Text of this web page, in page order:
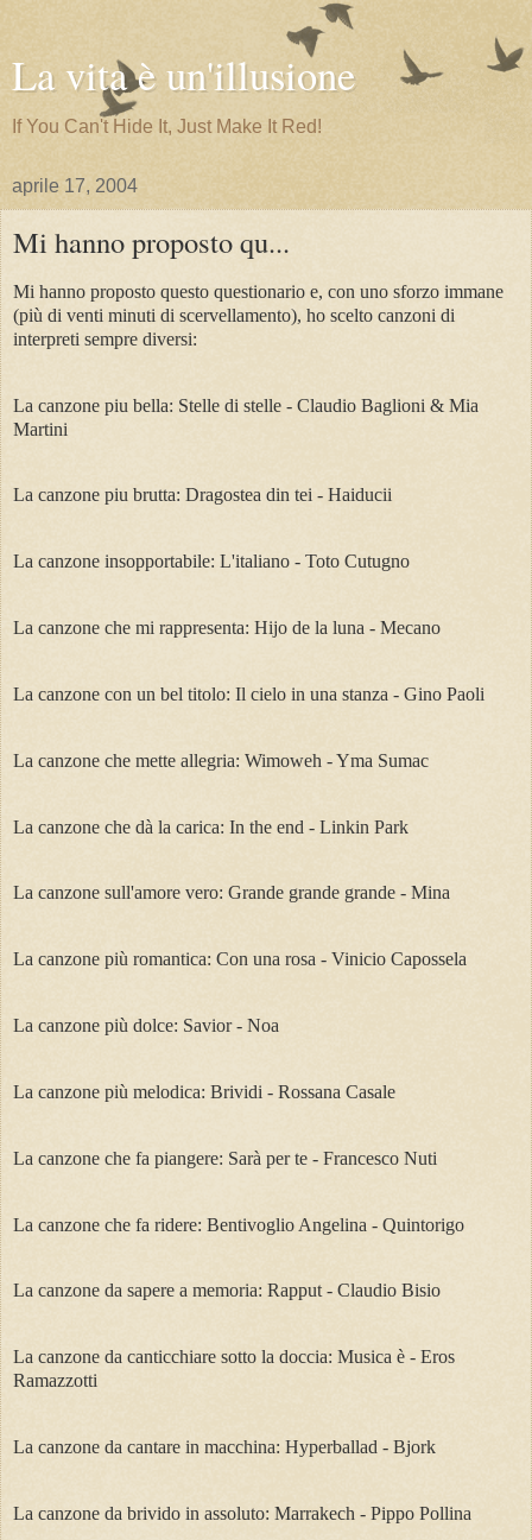
La vita è un'illusione
If You Can't Hide It, Just Make It Red!
aprile 17, 2004
Mi hanno proposto qu...
Mi hanno proposto questo questionario e, con uno sforzo immane
(più di venti minuti di scervellamento), ho scelto canzoni di
interpreti sempre diversi:
La canzone piu bella: Stelle di stelle - Claudio Baglioni & Mia
Martini
La canzone piu brutta: Dragostea din tei - Haiducii
La canzone insopportabile: L'italiano - Toto Cutugno
La canzone che mi rappresenta: Hijo de la luna - Mecano
La canzone con un bel titolo: Il cielo in una stanza - Gino Paoli
La canzone che mette allegria: Wimoweh - Yma Sumac
La canzone che dà la carica: In the end - Linkin Park
La canzone sull'amore vero: Grande grande grande - Mina
La canzone più romantica: Con una rosa - Vinicio Capossela
La canzone più dolce: Savior - Noa
La canzone più melodica: Brividi - Rossana Casale
La canzone che fa piangere: Sarà per te - Francesco Nuti
La canzone che fa ridere: Bentivoglio Angelina - Quintorigo
La canzone da sapere a memoria: Rapput - Claudio Bisio
La canzone da canticchiare sotto la doccia: Musica è - Eros
Ramazzotti
La canzone da cantare in macchina: Hyperballad - Bjork
La canzone da brivido in assoluto: Marrakech - Pippo Pollina